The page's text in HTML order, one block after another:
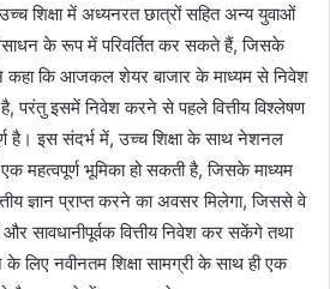
शिक्षा में अध्यनरत छात्रों सहित अन्य युवाओं
के रूप में परिवर्तित कर सकते हैं, जिसके
कहा कि आजकल शेयर बाजार के माध्यम से निवेश
परंतु इसमें निवेश करने से पहले वित्तीय विश्लेषण
है। इस संदर्भ में, उच्च शिक्षा के साथ नेशनल
महत्वपूर्ण भूमिका हो सकती है, जिसके माध्यम
ज्ञान प्राप्त करने का अवसर मिलेगा, जिससे वे
सावधानीपूर्वक वित्तीय निवेश कर सकेंगे तथा
लिए नवीनतम शिक्षा सामग्री के साथ ही एक